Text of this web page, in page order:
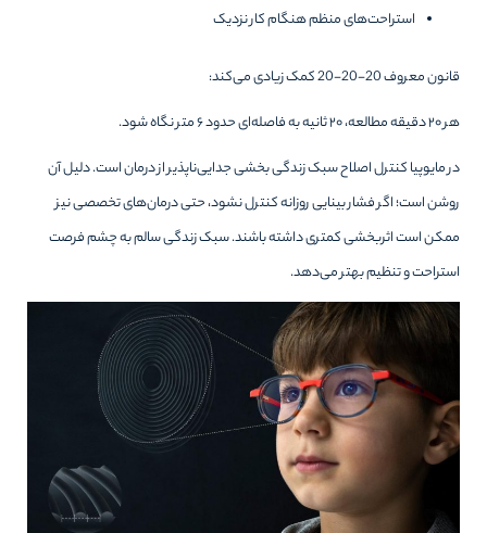
استراحت‌های منظم هنگام کار نزدیک
قانون معروف 20-20-20 کمک زیادی می‌کند:
هر ۲۰ دقیقه مطالعه، ۲۰ ثانیه به فاصله‌ای حدود ۶ متر نگاه شود.
در مایوپیا کنترل اصلاح سبک زندگی بخشی جدایی‌ناپذیر از درمان است. دلیل آن
روشن است؛ اگر فشار بینایی روزانه کنترل نشود، حتی درمان‌های تخصصی نیز
ممکن است اثربخشی کمتری داشته باشند. سبک زندگی سالم به چشم فرصت
استراحت و تنظیم بهتر می‌دهد.